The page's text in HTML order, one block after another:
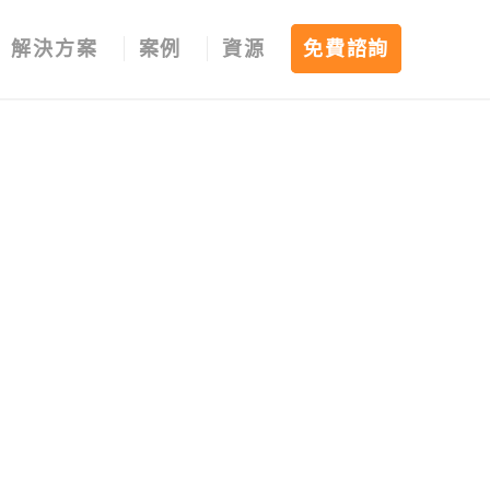
解決方案 案例 資源 免費諮詢